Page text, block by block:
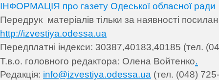
ІНФОРМАЦІЯ про газету Одеської обласної ради
Передрук матеріалів тільки за наявності
http://izvestiya.odessa.ua
Передплатні індекси: 30387,40183,40185 (тел.
Т.в.о. головного редактора: Олена Войтенко.
Редакція: info@izvestiya.odessa.ua (тел. (048)